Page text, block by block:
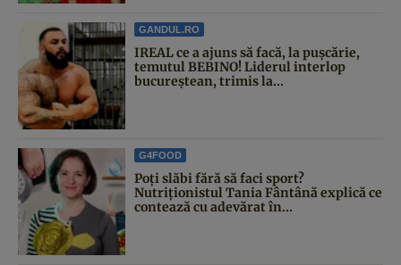
GANDUL.RO
IREAL ce a ajuns să facă, la pușcărie,
temutul BEBINO! Liderul interlop
bucureștean, trimis la...
G4FOOD
Poți slăbi fără să faci sport?
Nutriționistul Tania Fântână explică ce
contează cu adevărat în...